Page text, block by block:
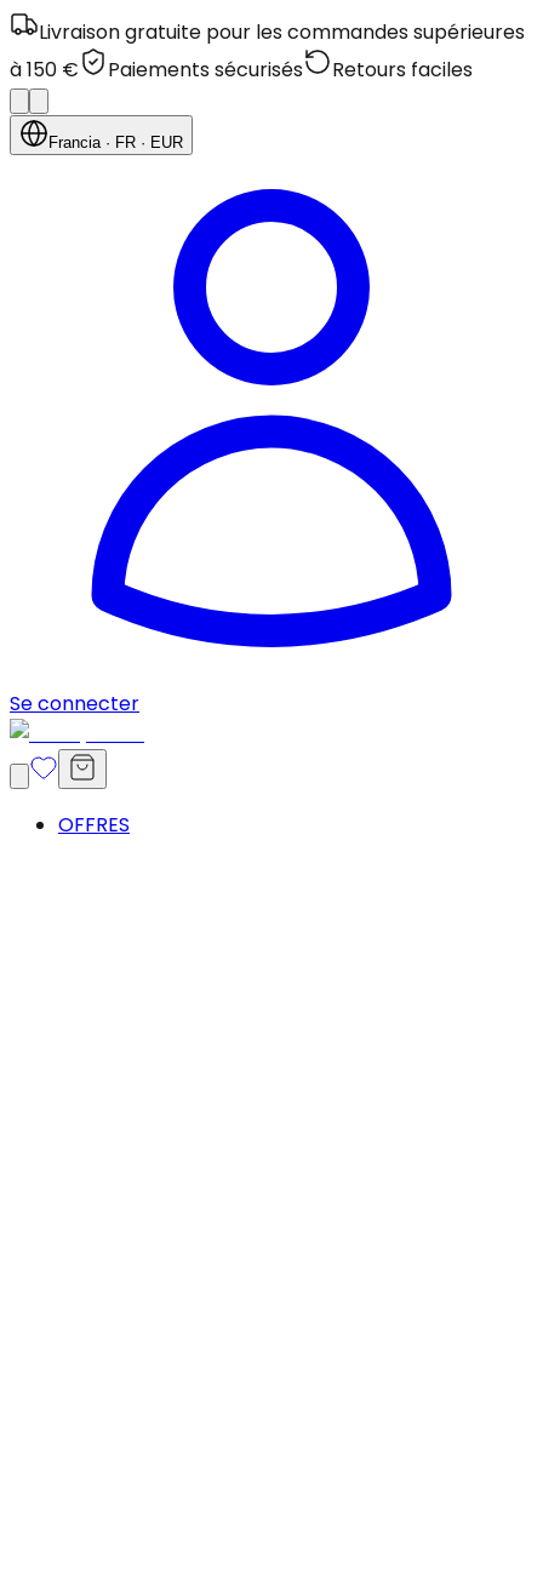
Livraison gratuite pour les commandes supérieures
à 150 €
Paiements sécurisés Retours faciles
Francia· FR · EUR
Se connecter
OFFRES